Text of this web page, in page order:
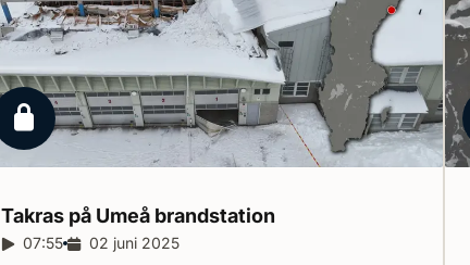
Låst reportage
Takras på Umeå brandstation
Reportagelängd:
07:55 Releasedatum:
02 juni 2025